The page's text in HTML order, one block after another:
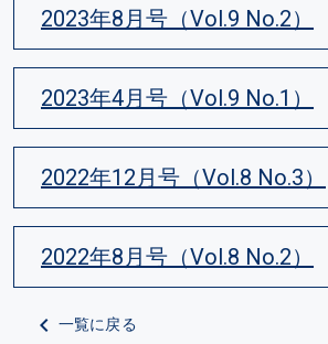
2023年8月号（Vol.9 No.2）
2023年4月号（Vol.9 No.1）
2022年12月号（Vol.8 No.3）
2022年8月号（Vol.8 No.2）
一覧に戻る